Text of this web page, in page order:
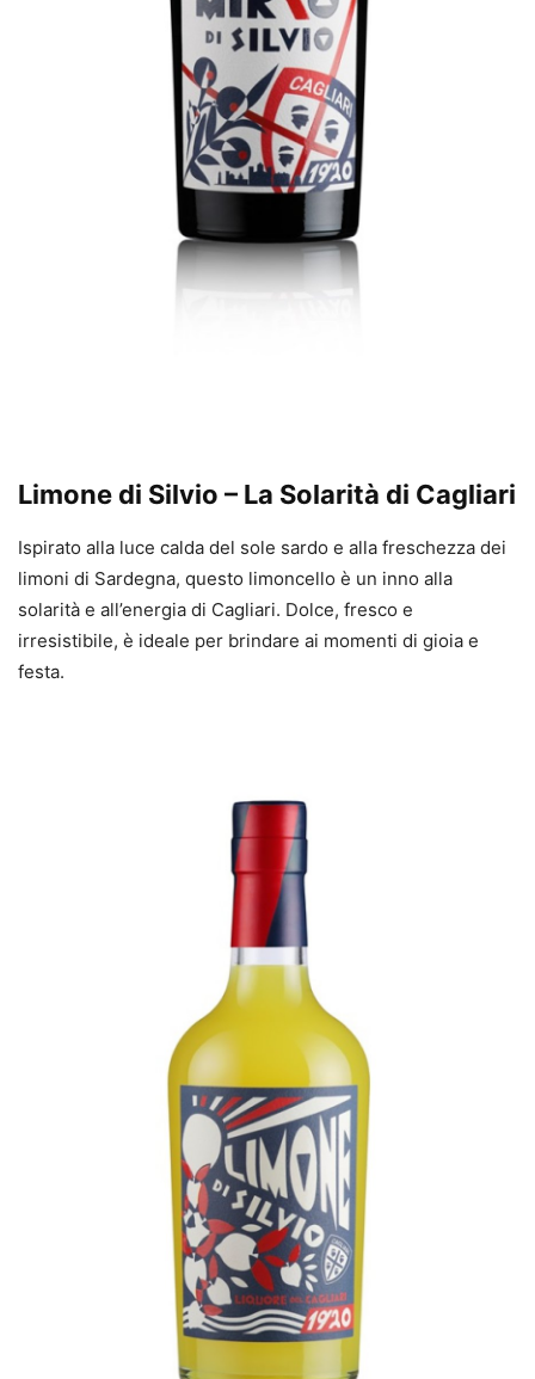
Limone di Silvio – La Solarità di Cagliari
Ispirato alla luce calda del sole sardo e alla freschezza dei
limoni di Sardegna, questo limoncello è un inno alla
solarità e all’energia di Cagliari. Dolce, fresco e
irresistibile, è ideale per brindare ai momenti di gioia e
festa.